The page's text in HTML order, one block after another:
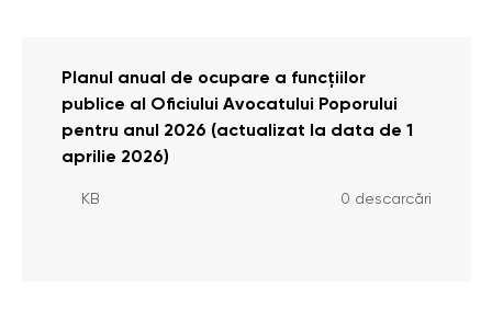
Planul anual de ocupare a funcțiilor
publice al Oficiului Avocatului Poporului
pentru anul 2026 (actualizat la data de 1
aprilie 2026)
KB 0 descarcări